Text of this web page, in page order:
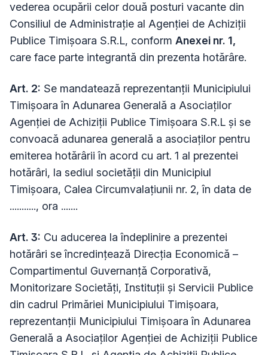
vederea ocupării celor două posturi vacante din
Consiliul de Administrație al Agenției de Achiziții
Publice Timișoara S.R.L, conform Anexei nr. 1,
care face parte integrantă din prezenta hotărâre.
Art. 2: Se mandatează reprezentanții Municipiului
Timișoara în Adunarea Generală a Asociaților
Agenției de Achiziții Publice Timișoara S.R.L și se
convoacă adunarea generală a asociaților pentru
emiterea hotărârii în acord cu art. 1 al prezentei
hotărâri, la sediul societății din Municipiul
Timișoara, Calea Circumvalațiunii nr. 2, în data de
..........., ora .......
Art. 3: Cu aducerea la îndeplinire a prezentei
hotărâri se încredinţează Direcția Economică –
Compartimentul Guvernanță Corporativă,
Monitorizare Societăți, Instituții și Servicii Publice
din cadrul Primăriei Municipiului Timişoara,
reprezentanții Municipiului Timișoara în Adunarea
Generală a Asociaților Agenției de Achiziții Publice